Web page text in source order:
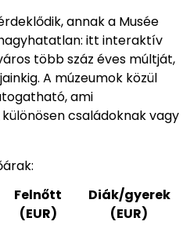
annak a Musée
itt interaktív
több száz éves múltját,
A múzeumok közül
ami
családoknak vagy
Felnőtt
(EUR)
Diák/gyerek
(EUR)